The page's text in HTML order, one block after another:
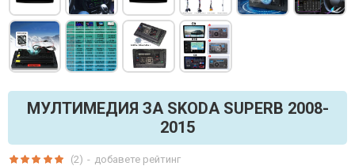
МУЛТИМЕДИЯ ЗА SKODA SUPERB 2008-
2015
(2) - добавете рейтинг